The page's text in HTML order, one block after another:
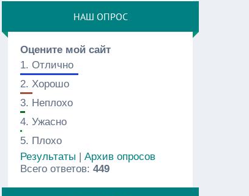
НАШ ОПРОС
Оцените мой сайт
1.Отлично
2.Хорошо
3. Неплохо
4.Ужасно
5. Плохо
Результаты |Архив опросов
Всего ответов:449